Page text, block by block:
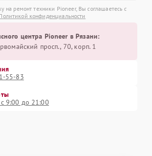
на ремонт техники Pioneer, Вы соглашаетесь с
конфиденциальности
центра Pioneer в Рязани:
просп., 70, корп. 1
55-83
9:00 до 21:00